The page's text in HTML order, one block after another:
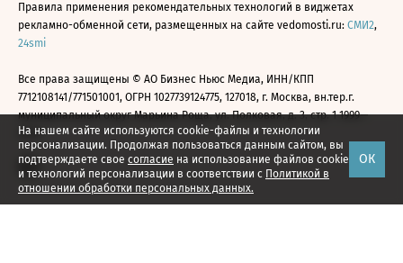
На нашем сайте используются cookie-файлы и технологии
персонализации. Продолжая пользоваться данным сайтом, вы
подтверждаете свое согласие на использование файлов cookie
и технологий персонализации в соответствии с Политикой в
отношении обработки персональных данных.
ОК
Правила применения рекомендательных технологий в виджетах
рекламно-обменной сети, размещенных на сайте vedomosti.ru: СМИ2,
24smi
Все права защищены © АО Бизнес Ньюс Медиа, ИНН/КПП
7712108141/771501001, ОГРН 1027739124775, 127018, г. Москва, вн.тер.г.
муниципальный округ Марьина Роща, ул. Полковая, д. 3, стр. 1 1999—
2026